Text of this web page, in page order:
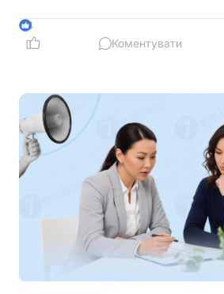
зарплату та податкову звітність
місяць. Водночас для
документів через Державний
4
Коментувати